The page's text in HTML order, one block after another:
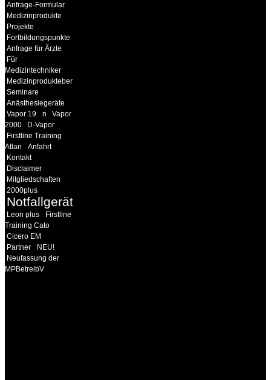
Anfrage-Formular
Medizinprodukte
Projekte
Fortbildungspunkte
Anfrage für Ärzte
Für
Medizintechniker
Medizinprodukteberater
Seminare
Anästhesiegeräte
Vapor 19
n
Vapor
2000
D-Vapor
Firstline Training
Atlan
Anfahrt
Kontakt
Disclaimer
Mitgliedschaften
2000plus
Notfallgeräte
Leon plus
Firstline
Training Cato
Cicero EM
Partner
NEU!
Neufassung der
MPBetreibV